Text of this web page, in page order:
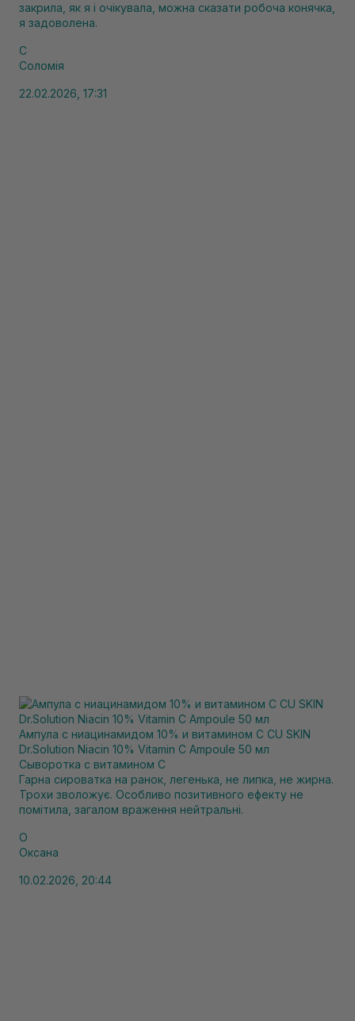
закрила, як я і очікувала, можна сказати робоча конячка,
я задоволена.
С
Соломія
22.02.2026, 17:31
Ампула с ниацинамидом 10% и витамином C CU SKIN
Dr.Solution Niacin 10% Vitamin C Ampoule 50 мл
Сыворотка с витамином С
Гарна сироватка на ранок, легенька, не липка, не жирна.
Трохи зволожує. Особливо позитивного ефекту не
помітила, загалом враження нейтральні.
О
Оксана
10.02.2026, 20:44